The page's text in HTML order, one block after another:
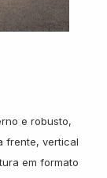
e robusto,
frente, vertical
em formato